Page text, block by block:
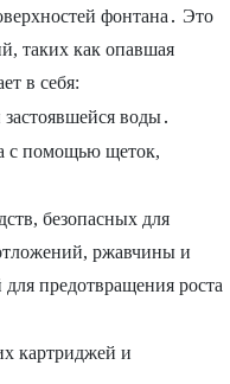
фонтана․ Это
таких как опавшая
в себя:
воды․
с помощью щеток,
безопасных для
ржавчины и
предотвращения роста
картриджей и